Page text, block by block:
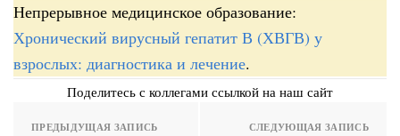
Непрерывное медицинское образование:
Хронический вирусный гепатит В (ХВГВ) у
взрослых: диагностика и лечение.
Поделитесь с коллегами ссылкой на наш сайт
ПРЕДЫДУЩАЯ ЗАПИСЬ СЛЕДУЮЩАЯ ЗАПИСЬ